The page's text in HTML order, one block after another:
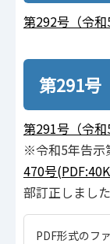
第292号（令
第291号
第291号（令
※令和5年告示
470号
部訂正しました
PDF形式のフ